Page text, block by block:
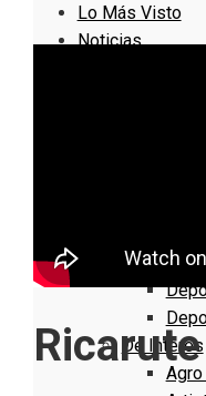
Lo Más Visto
Noticias
De Interés
Agro
Ricarute